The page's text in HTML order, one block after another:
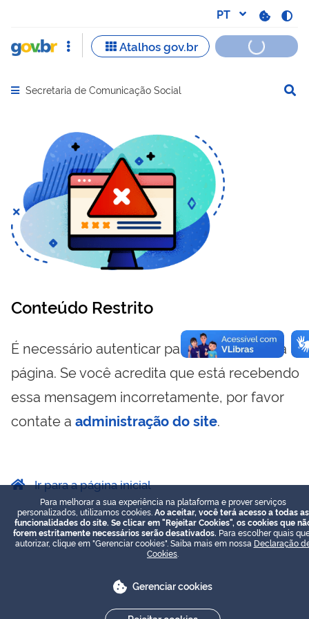
Abrir menu principal de navegação
Secretaria de Comunicação Social
Conteúdo Restrito
É necessário autenticar para visualizar essa
página. Se você acredita que está recebendo
essa mensagem incorretamente, por favor
contate a administração do site.
Ir para a página inicial
Para melhorar a sua experiência na plataforma e prover serviços
personalizados, utilizamos cookies. Ao aceitar, você terá acesso a todas as
funcionalidades do site. Se clicar em "Rejeitar Cookies", os cookies que
forem estritamente necessários serão desativados. Para escolher quais
autorizar, clique em "Gerenciar cookies". Saiba mais em nossa Declaração
Cookies
Gerenciar cookies